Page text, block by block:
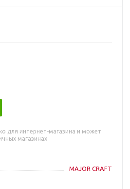
для интернет-магазина и может
магазинах
MAJOR CRAFT